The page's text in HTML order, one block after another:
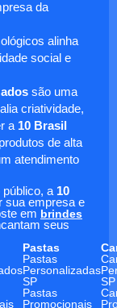
da
alinha
social e
são uma
criatividade,
a 10 Brasil
de alta
atendimento
público, a 10
sua empresa e
em brindes
seus
Pastas
Pastas
Personalizadas
SP
SP
Pastas
Promocionais